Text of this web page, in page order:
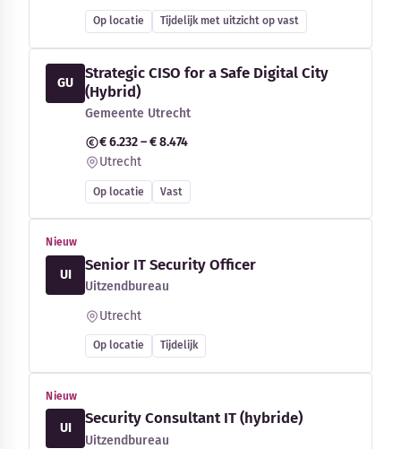
Op locatie Tijdelijk met uitzicht op vast
GU
Strategic CISO for a Safe Digital City
(Hybrid)
Gemeente Utrecht
€ 6.232 – € 8.474
Utrecht
Op locatie Vast
Nieuw
UI
Senior IT Security Officer
Uitzendbureau
Utrecht
Op locatie Tijdelijk
Nieuw
UI
Security Consultant IT (hybride)
Uitzendbureau